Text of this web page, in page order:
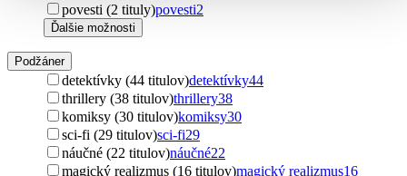
povesti (2 tituly)povesti2
Ďalšie možnosti
Podžáner
detektívky (44 titulov)detektívky44
thrillery (38 titulov)thrillery38
komiksy (30 titulov)komiksy30
sci-fi (29 titulov)sci-fi29
náučné (22 titulov)náučné22
magický realizmus (16 titulov)magický realizmus16